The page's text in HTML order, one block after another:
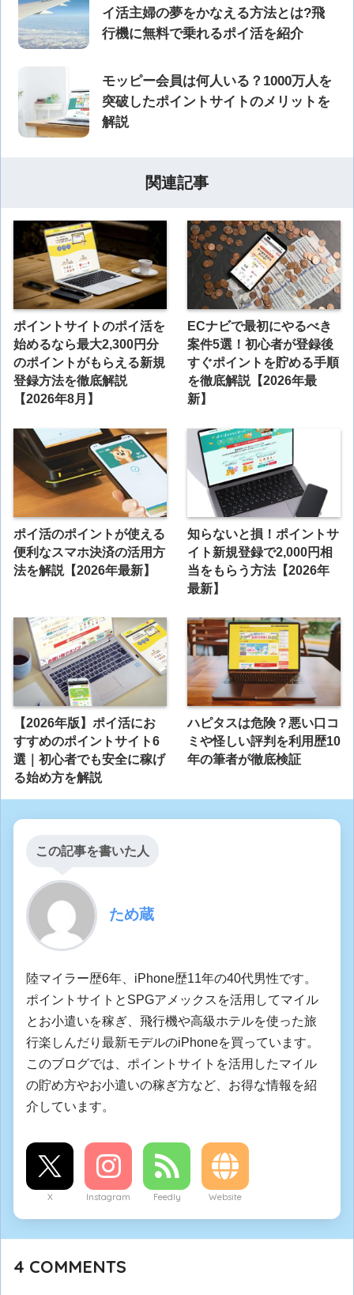
イ活主婦の夢をかなえる方法とは?飛
行機に無料で乗れるポイ活を紹介
モッピー会員は何人いる？1000万人を
突破したポイントサイトのメリットを
解説
関連記事
ポイントサイトのポイ活を
始めるなら最大2,300円分
のポイントがもらえる新規
登録方法を徹底解説
【2026年8月】
ECナビで最初にやるべき
案件5選！初心者が登録後
すぐポイントを貯める手順
を徹底解説【2026年最
新】
ポイ活のポイントが使える
便利なスマホ決済の活用方
法を解説【2026年最新】
知らないと損！ポイントサ
イト新規登録で2,000円相
当をもらう方法【2026年
最新】
【2026年版】ポイ活にお
すすめのポイントサイト6
選｜初心者でも安全に稼げ
る始め方を解説
ハピタスは危険？悪い口コ
ミや怪しい評判を利用歴10
年の筆者が徹底検証
この記事を書いた人
ため蔵
陸マイラー歴6年、iPhone歴11年の40代男性です。
ポイントサイトとSPGアメックスを活用してマイル
とお小遣いを稼ぎ、飛行機や高級ホテルを使った旅
行楽しんだり最新モデルのiPhoneを買っています。
このブログでは、ポイントサイトを活用したマイル
の貯め方やお小遣いの稼ぎ方など、お得な情報を紹
介しています。
X Instagram Feedly Website
4 COMMENTS